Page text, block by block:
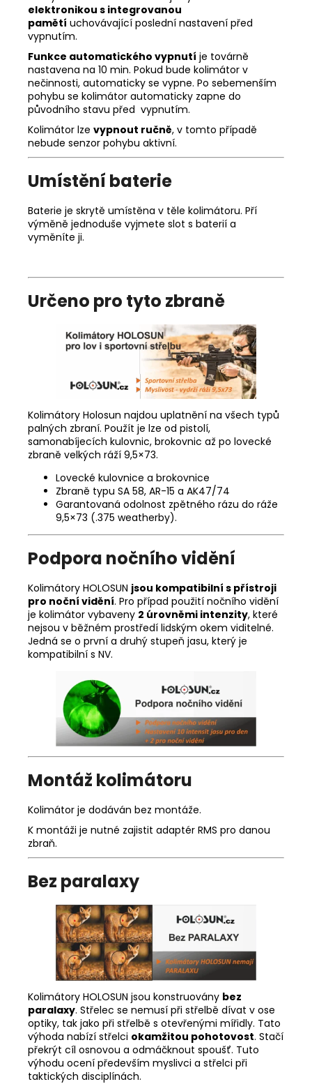
elektronikou s integrovanou
pamětí uchovávající poslední nastavení před
vypnutím.
Funkce automatického vypnutí je továrně
nastavena na 10 min. Pokud bude kolimátor v
nečinnosti, automaticky se vypne. Po sebemenším
pohybu se kolimátor automaticky zapne do
původního stavu před vypnutím.
Kolimátor lze vypnout ručně, v tomto případě
nebude senzor pohybu aktivní.
Umístění baterie
Baterie je skrytě umístěna v těle kolimátoru. Pří
výměně jednoduše vyjmete slot s baterií a
vyměníte ji.
Určeno pro tyto zbraně
Kolimátory Holosun najdou uplatnění na všech typů
palných zbraní. Použít je lze od pistolí,
samonabíjecích kulovnic, brokovnic až po lovecké
zbraně velkých ráží 9,5×73.
Lovecké kulovnice a brokovnice
Zbraně typu SA 58, AR-15 a AK47/74
Garantovaná odolnost zpětného rázu do ráže
9,5×73 (.375 weatherby).
Podpora nočního vidění
Kolimátory HOLOSUN jsou kompatibilní s přístroji
pro noční vidění. Pro případ použití nočního vidění
je kolimátor vybaveny 2 úrovněmi intenzity, které
nejsou v běžném prostředí lidským okem viditelné.
Jedná se o první a druhý stupeň jasu, který je
kompatibilní s NV.
Montáž kolimátoru
Kolimátor je dodáván bez montáže.
K montáži je nutné zajistit adaptér RMS pro danou
zbraň.
Bez paralaxy
Kolimátory HOLOSUN jsou konstruovány bez
paralaxy. Střelec se nemusí při střelbě dívat v ose
optiky, tak jako při střelbě s otevřenými mířidly. Tato
výhoda nabízí střelci okamžitou pohotovost. Stačí
překrýt cíl osnovou a odmáčknout spoušť. Tuto
výhodu ocení především myslivci a střelci při
taktických disciplínách.